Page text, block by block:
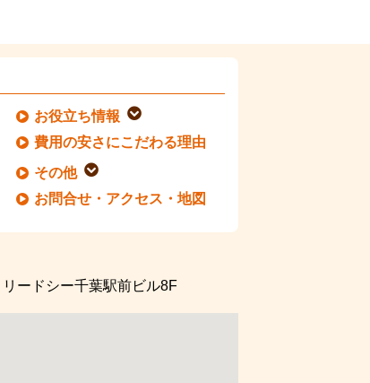
お役立ち情報
費用の安さにこだわる理由
その他
お問合せ・アクセス・地図
リードシー千葉駅前ビル8F